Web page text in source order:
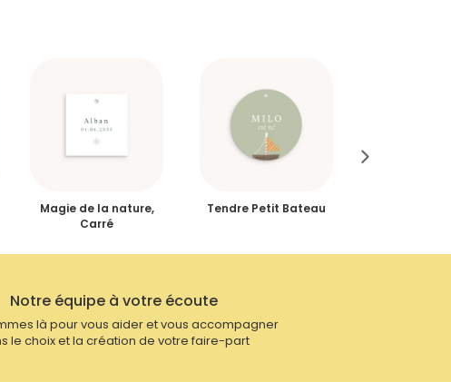
Magie de la nature,
Carré
Tendre Petit Bateau
Notre équipe à votre écoute
là pour vous aider et vous accompagner
le choix et la création de votre faire-part